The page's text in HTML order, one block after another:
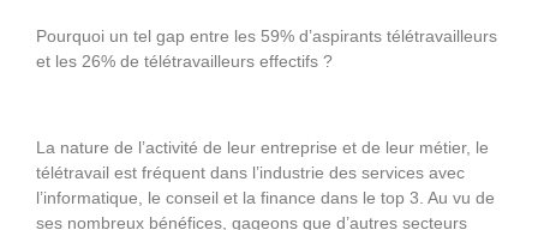
Pourquoi un tel gap entre les 59% d’aspirants télétravailleurs
et les 26% de télétravailleurs effectifs ?
La nature de l’activité de leur entreprise et de leur métier, le
télétravail est fréquent dans l’industrie des services avec
l’informatique, le conseil et la finance dans le top 3. Au vu de
ses nombreux bénéfices, gageons que d’autres secteurs